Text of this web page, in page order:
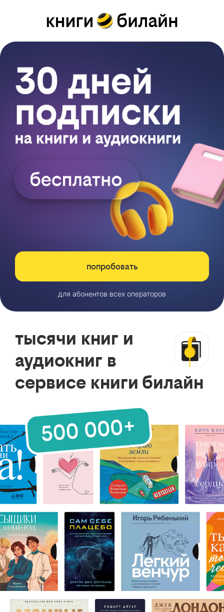
попробовать
для абонентов всех операторов
тысячи книг и
аудиокниг в
сервисе книги билайн